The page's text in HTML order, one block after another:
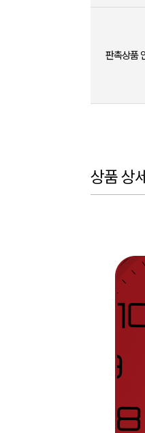
판촉상품
상품 상